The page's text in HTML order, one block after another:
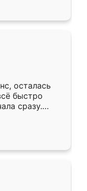
из
здесь.
осталась
быстро
сразу.
подошёл к
Собрали
даже